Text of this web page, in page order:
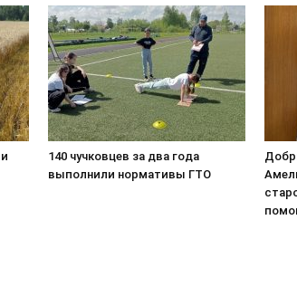
140 чучковцев за два года
выполнили нормативы ГТО